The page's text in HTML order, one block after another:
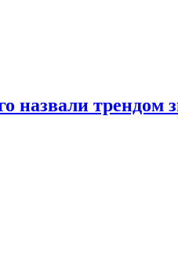
назвали трендом